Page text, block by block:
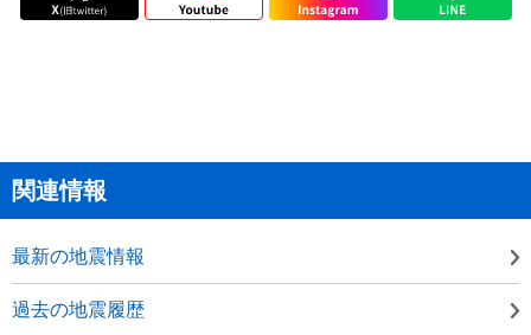
関連情報
最新の地震情報
過去の地震履歴